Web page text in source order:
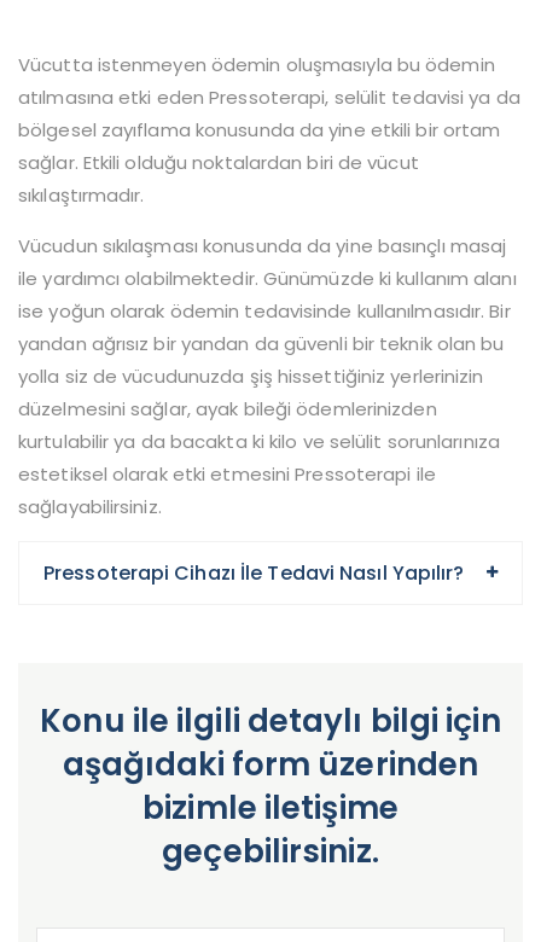
Vücutta istenmeyen ödemin oluşmasıyla bu ödemin
atılmasına etki eden Pressoterapi, selülit tedavisi ya da
bölgesel zayıflama konusunda da yine etkili bir ortam
sağlar. Etkili olduğu noktalardan biri de vücut
sıkılaştırmadır.
Vücudun sıkılaşması konusunda da yine basınçlı masaj
ile yardımcı olabilmektedir. Günümüzde ki kullanım alanı
ise yoğun olarak ödemin tedavisinde kullanılmasıdır. Bir
yandan ağrısız bir yandan da güvenli bir teknik olan bu
yolla siz de vücudunuzda şiş hissettiğiniz yerlerinizin
düzelmesini sağlar, ayak bileği ödemlerinizden
kurtulabilir ya da bacakta ki kilo ve selülit sorunlarınıza
estetiksel olarak etki etmesini Pressoterapi ile
sağlayabilirsiniz.
Pressoterapi Cihazı İle Tedavi Nasıl Yapılır?
Konu ile ilgili detaylı bilgi için
aşağıdaki form üzerinden
bizimle iletişime
geçebilirsiniz.